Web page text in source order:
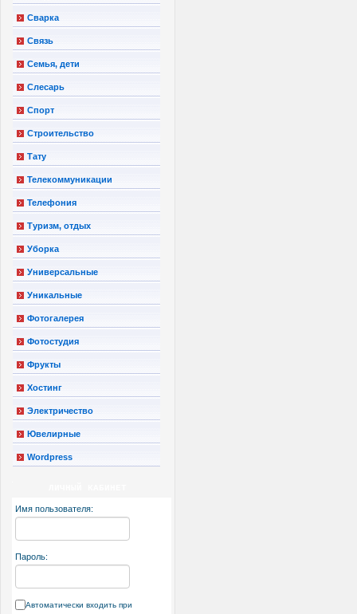
Сварка
Связь
Семья, дети
Слесарь
Спорт
Строительство
Тату
Телекоммуникации
Телефония
Туризм, отдых
Уборка
Универсальные
Уникальные
Фотогалерея
Фотостудия
Фрукты
Хостинг
Электричество
Ювелирные
Wordpress
Имя пользователя:
Пароль:
Автоматически входить при